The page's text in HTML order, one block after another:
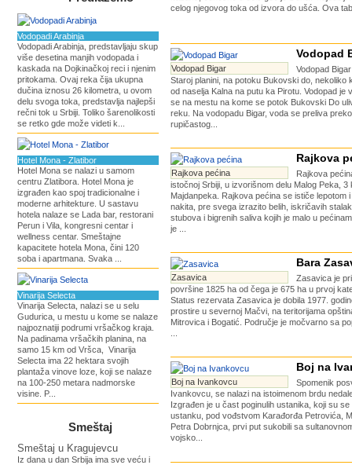
Vodopadi Arabinja
Vodopadi Arabinja, predstavljaju skup
više desetina manjih vodopada i
kaskada na Dojkinačkoj reci i njenim
pritokama. Ovaj reka čija ukupna
dučina iznosu 26 kilometra, u ovom
delu svoga toka, predstavlja najlepši
rečni tok u Srbiji. Toliko šarenolikosti
se retko gde može videti k...
Hotel Mona - Zlatibor
Hotel Mona se nalazi u samom
centru Zlatibora. Hotel Mona je
izgrađen kao spoj tradicionalne i
moderne arhitekture. U sastavu
hotela nalaze se Lada bar, restorani
Perun i Vila, kongresni centar i
wellness centar. Smeštajne
kapacitete hotela Mona, čini 120
soba i apartmana. Svaka ...
Vinarija Selecta
Vinarija Selecta, nalazi se u selu
Gudurica, u mestu u kome se nalaze
najpoznatiji podrumi vršačkog kraja.
Na padinama vršačkih planina, na
samo 15 km od Vršca, Vinarija
Selecta ima 22 hektara svojih
plantaža vinove loze, koji se nalaze
na 100-250 metara nadmorske
visine. P...
Smeštaj
Smeštaj u Kragujevcu
Iz dana u dan Srbija ima sve veću i
celog njegovog toka od izvora do ušća. Ova
Vodopad Bigar
Vodopad
Vodopad
Staroj planini, na potoku Bukovski do, nekoliko
od naselja Kalna na putu ka Pirotu. Vodopad je
se na mestu na kome se potok Bukovski Do
reku. Na vodopadu Bigar, voda se preliva
rupičastog...
Rajkova pećina
Rajkova
Rajkova
istočnoj Srbiji, u izvorišnom delu Malog Peka, 3
Majdanpeka. Rajkova pećina se ističe lepotom
nakita, pre svega izrazito belih, iskričavih
stubova i bigrenih saliva kojih je malo u
je ...
Zasavica
Bara
Zasavica je
površine 1825 ha od čega je 675 ha u prvoj
Status rezervata Zasavica je dobila 1977.
prostire u severnoj Mačvi, na teritorijama
Mitrovica i Bogatić. Područje je močvarno sa
Boj na Ivankovcu
Boj na
Spomenik
Ivankovcu, se nalazi na istoimenom brdu
Izgrađen je u čast poginulih ustanika, koji su
ustanku, pod vođstvom Karađorđa Petrovića,
Petra Dobrnjca, prvi put sukobili sa
vojsko...